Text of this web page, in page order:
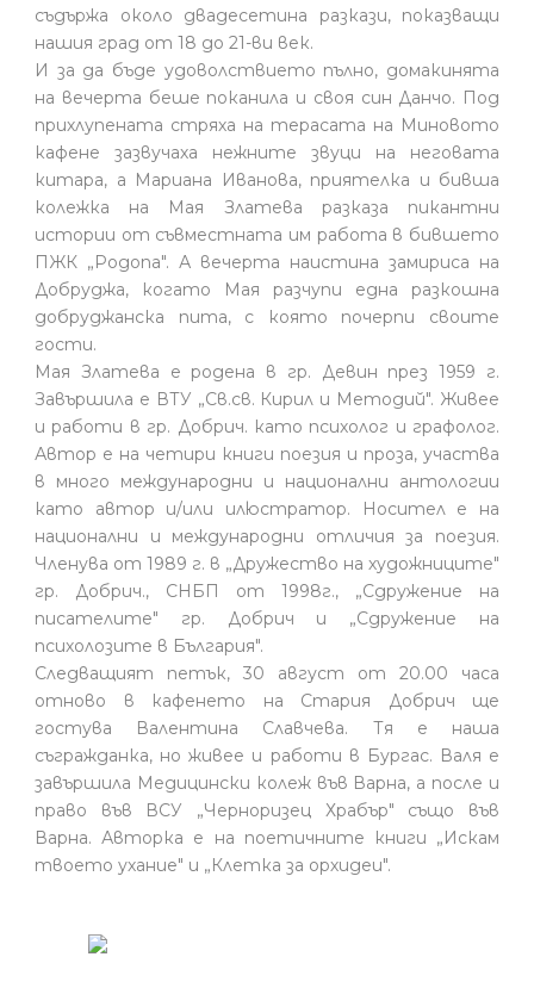
съдържа около двадесетина разкази, показващи
нашия град от 18 до 21-ви век.
И за да бъде удоволствието пълно, домакинята
на вечерта беше поканила и своя син Данчо. Под
прихлупената стряха на терасата на Миновото
кафене зазвучаха нежните звуци на неговата
китара, а Мариана Иванова, приятелка и бивша
колежка на Мая Златева разказа пикантни
истории от съвместната им работа в бившето
ПЖК „Родопа". А вечерта наистина замириса на
Добруджа, когато Мая разчупи една разкошна
добруджанска пита, с която почерпи своите
гости.
Мая Златева е родена в гр. Девин през 1959 г.
Завършила е ВТУ „Св.св. Кирил и Методий". Живее
и работи в гр. Добрич. като психолог и графолог.
Автор е на четири книги поезия и проза, участва
в много международни и национални антологии
като автор и/или илюстратор. Носител е на
национални и международни отличия за поезия.
Членува от 1989 г. в „Дружество на художниците"
гр. Добрич., СНБП от 1998г., „Сдружение на
писателите" гр. Добрич и „Сдружение на
психолозите в България".
Следващият петък, 30 август от 20.00 часа
отново в кафенето на Стария Добрич ще
гостува Валентина Славчева. Тя е наша
съгражданка, но живее и работи в Бургас. Валя е
завършила Медицински колеж във Варна, а после и
право във ВСУ „Черноризец Храбър" също във
Варна. Авторка е на поетичните книги „Искам
твоето ухание" и „Клетка за орхидеи".